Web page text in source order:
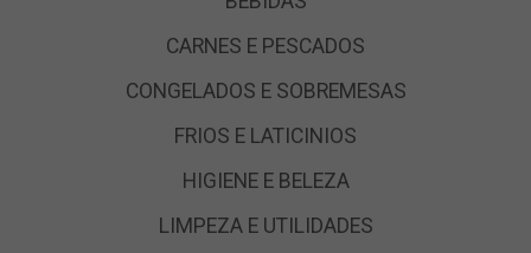
CARNES E PESCADOS
CONGELADOS E SOBREMESAS
FRIOS E LATICINIOS
HIGIENE E BELEZA
LIMPEZA E UTILIDADES